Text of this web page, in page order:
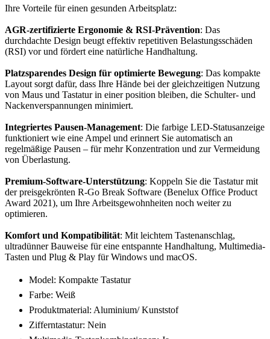
Ihre Vorteile für einen gesunden Arbeitsplatz:
AGR-zertifizierte Ergonomie & RSI-Prävention: Das
durchdachte Design beugt effektiv repetitiven Belastungsschäden
(RSI) vor und fördert eine natürliche Handhaltung.
Platzsparendes Design für optimierte Bewegung: Das kompakte
Layout sorgt dafür, dass Ihre Hände bei der gleichzeitigen Nutzung
von Maus und Tastatur in einer position bleiben, die Schulter- und
Nackenverspannungen minimiert.
Integriertes Pausen-Management: Die farbige LED-Statusanzeige
funktioniert wie eine Ampel und erinnert Sie automatisch an
regelmäßige Pausen – für mehr Konzentration und zur Vermeidung
von Überlastung.
Premium-Software-Unterstützung: Koppeln Sie die Tastatur mit
der preisgekrönten R-Go Break Software (Benelux Office Product
Award 2021), um Ihre Arbeitsgewohnheiten noch weiter zu
optimieren.
Komfort und Kompatibilität: Mit leichtem Tastenanschlag,
ultradünner Bauweise für eine entspannte Handhaltung, Multimedia-
Tasten und Plug & Play für Windows und macOS.
Model: Kompakte Tastatur
Farbe: Weiß
Produktmaterial: Aluminium/ Kunststof
Zifferntastatur: Nein